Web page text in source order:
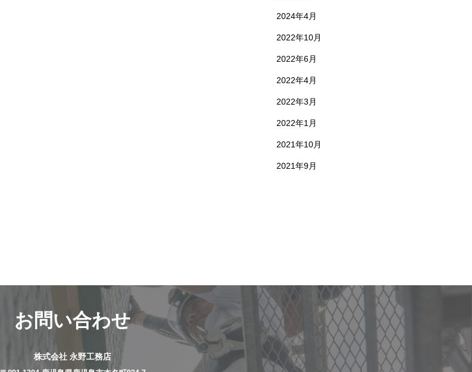
2024年4月
2022年10月
2022年6月
2022年4月
2022年3月
2022年1月
2021年10月
2021年9月
お問い合わせ
株式会社 永野工務店